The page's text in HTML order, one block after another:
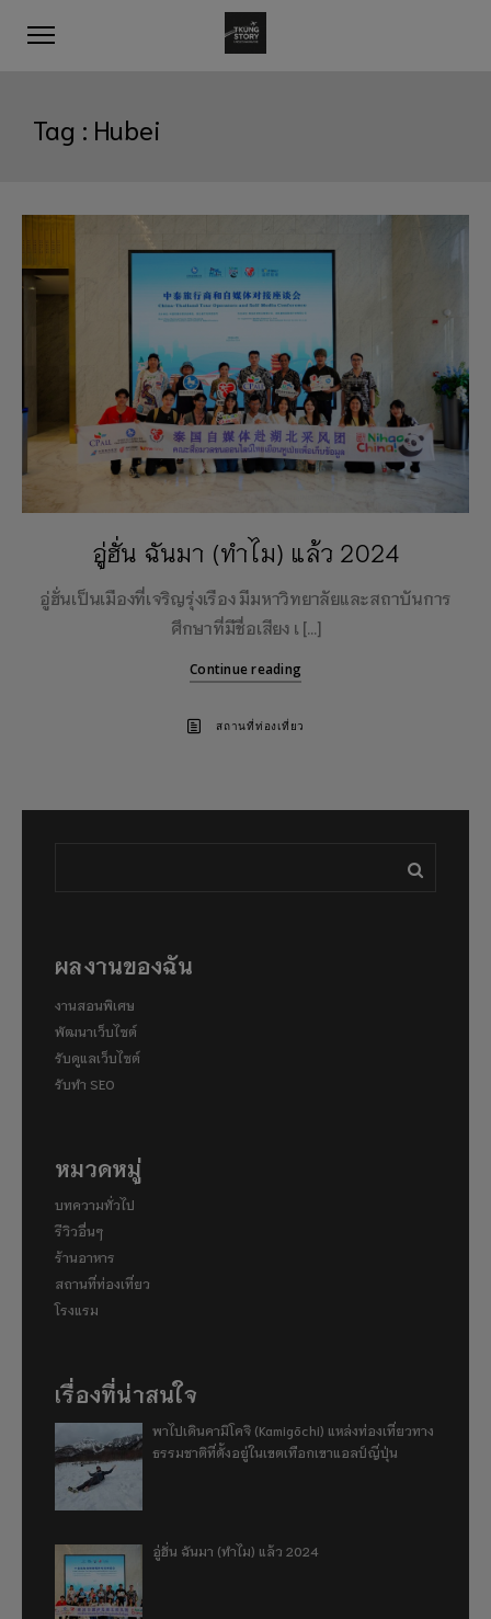
Tag : Hubei
อู่ฮั่น ฉันมา (ทำไม) แล้ว 2024
อู่ฮั่นเป็นเมืองที่เจริญรุ่งเรือง มีมหาวิทยาลัยและสถาบันการ
ศึกษาที่มีชื่อเสียง เ […]
Continue reading
สถานที่ท่องเที่ยว
ผลงานของฉัน
งานสอนพิเศษ
พัฒนาเว็บไซต์
รับดูแลเว็บไซต์
รับทำ SEO
หมวดหมู่
บทความทั่วไป
รีวิวอื่นๆ
ร้านอาหาร
สถานที่ท่องเที่ยว
โรงแรม
เรื่องที่น่าสนใจ
พาไปเดินคามิโคจิ (Kamigōchi) แหล่งท่องเที่ยวทาง
ธรรมชาติที่ตั้งอยู่ในเขตเทือกเขาแอลป์ญี่ปุ่น
อู่ฮั่น ฉันมา (ทำไม) แล้ว 2024